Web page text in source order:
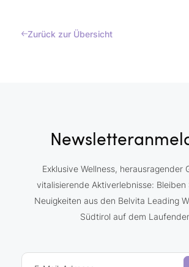
Zurück zur Übersicht
Exklusive Wellness, herausragender
vitalisierende Aktiverlebnisse: Bleiben
Neuigkeiten aus den Belvita Leading
Südtirol auf dem